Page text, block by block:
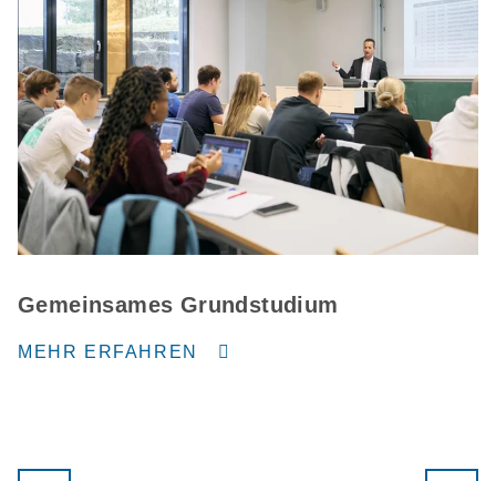
Gemeinsames Grundstudium
MEHR ERFAHREN